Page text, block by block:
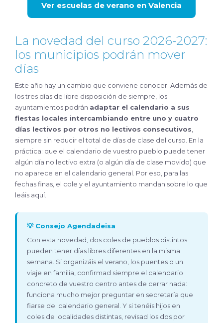
Ver escuelas de verano en Valencia
La novedad del curso 2026-2027:
los municipios podrán mover
días
Este año hay un cambio que conviene conocer. Además de
los tres días de libre disposición de siempre, los
ayuntamientos podrán adaptar el calendario a sus
fiestas locales intercambiando entre uno y cuatro
días lectivos por otros no lectivos consecutivos,
siempre sin reducir el total de días de clase del curso. En la
práctica: que el calendario de vuestro pueblo puede tener
algún día no lectivo extra (o algún día de clase movido) que
no aparece en el calendario general. Por eso, para las
fechas finas, el cole y el ayuntamiento mandan sobre lo que
leáis aquí.
💡 Consejo Agendadeisa
Con esta novedad, dos coles de pueblos distintos
pueden tener días libres diferentes en la misma
semana. Si organizáis el verano, los puentes o un
viaje en familia, confirmad siempre el calendario
concreto de vuestro centro antes de cerrar nada:
funciona mucho mejor preguntar en secretaría que
fiarse del calendario general. Y si tenéis hijos en
coles de localidades distintas, revisad los dos por